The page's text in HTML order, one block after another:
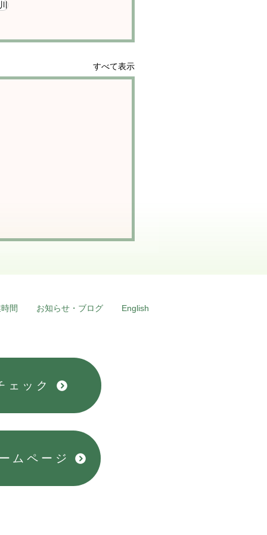
すべて表示
生命にとって必要。で
くせるの？」 今回から数
たって、お話していきま
。 まず、「不安をなく
実際はこういうことだと
です↓↓...
間 お知らせ・ブログ English
ェック
ムページ